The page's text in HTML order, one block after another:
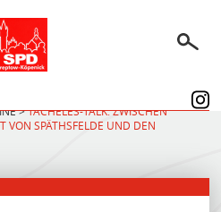
2026
>TACHELES-TALK: ZWISCHEN
VON SPÄTHSFELDE UND DEN